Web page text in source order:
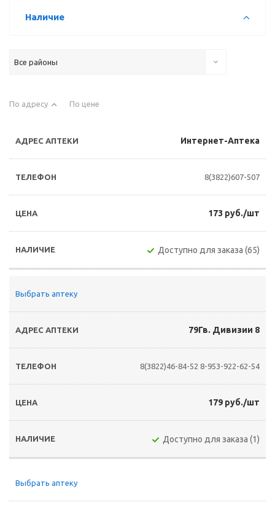
Наличие
Все районы
По адресу По цене
Интернет-Аптека
8(3822)607-507
173 руб./шт
Доступно для заказа (65)
Выбрать аптеку
79Гв. Дивизии 8
8(3822)46-84-52 8-953-922-62-54
179 руб./шт
Доступно для заказа (1)
Выбрать аптеку